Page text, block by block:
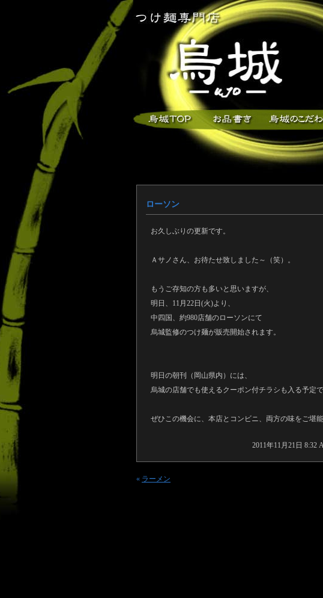
ローソン
お久しぶりの更新です。
Ａサノさん、お待たせ致しました～（笑）。
もうご存知の方も多いと思いますが、
明日、11月22日(火)より、
中四国、約980店舗のローソンにて
烏城監修のつけ麺が販売開始されます。
明日の朝刊（岡山県内）には、
烏城の店舗でも使えるクーポン付チラシも入る予定で
ぜひこの機会に、本店とコンビニ、両方の味をご堪能
2011年11月21日 8:32
« ラーメン